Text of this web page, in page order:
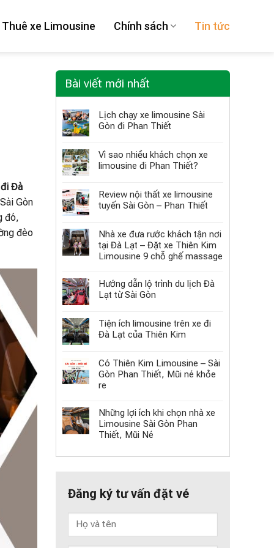
Thuê xe Limousine Chính sách Tin tức
Đà
Gòn
đó,
đèo
Bài viết mới nhất
Lịch chạy xe limousine Sài
Gòn đi Phan Thiết
Vì sao nhiều khách chọn xe
limousine đi Phan Thiết?
Review nội thất xe limousine
tuyến Sài Gòn – Phan Thiết
Nhà xe đưa rước khách tận nơi
tại Đà Lạt – Đặt xe Thiên Kim
Limousine 9 chỗ ghế massage
Hướng dẫn lộ trình du lịch Đà
Lạt từ Sài Gòn
Tiện ích limousine trên xe đi
Đà Lạt của Thiên Kim
Có Thiên Kim Limousine – Sài
Gòn Phan Thiết, Mũi né khỏe
re
Những lợi ích khi chọn nhà xe
Limousine Sài Gòn Phan
Thiết, Mũi Né
Đăng ký tư vấn đặt vé